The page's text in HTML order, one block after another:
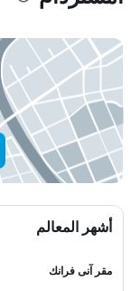
أشهر المعالم
مقر آنى فرانك